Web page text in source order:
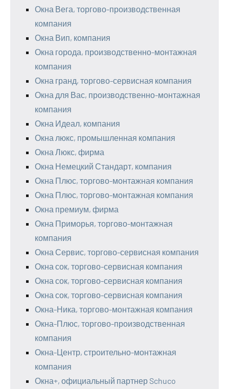
Окна Вега, торгово-производственная
компания
Окна Вип, компания
Окна города, производственно-монтажная
компания
Окна гранд, торгово-сервисная компания
Окна для Вас, производственно-монтажная
компания
Окна Идеал, компания
Окна люкс, промышленная компания
Окна Люкс, фирма
Окна Немецкий Стандарт, компания
Окна Плюс, торгово-монтажная компания
Окна Плюс, торгово-монтажная компания
Окна премиум, фирма
Окна Приморья, торгово-монтажная
компания
Окна Сервис, торгово-сервисная компания
Окна сок, торгово-сервисная компания
Окна сок, торгово-сервисная компания
Окна сок, торгово-сервисная компания
Окна-Ника, торгово-монтажная компания
Окна-Плюс, торгово-производственная
компания
Окна-Центр, строительно-монтажная
компания
Окна+, официальный партнер Schuco